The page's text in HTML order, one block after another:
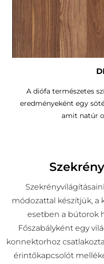
A diófa természetes
eredményeként egy
amit natúr
módozattal készítjük, a
esetben a bútorok
Főszabályként egy
konnektorhoz
érintőkapcsolót